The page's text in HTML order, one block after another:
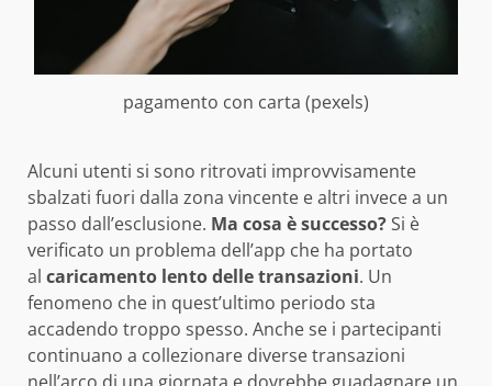
pagamento con carta (pexels)
Alcuni utenti si sono ritrovati improvvisamente
sbalzati fuori dalla zona vincente e altri invece a un
passo dall’esclusione. Ma cosa è successo?Si è
verificato un problema dell’app che ha portato
al caricamento lento delle transazioni. Un
fenomeno che in quest’ultimo periodo sta
accadendo troppo spesso. Anche se i partecipanti
continuano a collezionare diverse transazioni